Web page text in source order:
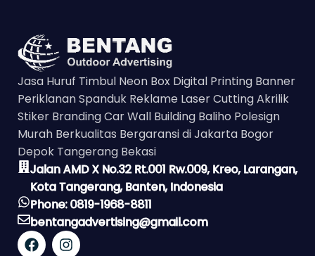
Jasa Huruf Timbul Neon Box Digital Printing Banner
Periklanan Spanduk Reklame Laser Cutting Akrilik
Stiker Branding Car Wall Building Baliho Polesign
Murah Berkualitas Bergaransi di Jakarta Bogor
Depok Tangerang Bekasi
Jalan AMD X No.32 Rt.001 Rw.009, Kreo, Larangan,
Kota Tangerang, Banten, Indonesia
Phone: 0819-1968-8811
bentangadvertising@gmail.com